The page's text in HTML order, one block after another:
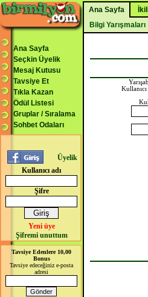
Ana Sayfa
Bilgi Yarışmaları
Ana Sayfa
Seçkin Üyelik
Mesaj Kutusu
Tavsiye Et
Tıkla Kazan
Ödül Listesi
Gruplar / Sıralama
Sohbet Odaları
Üyelik
Kullanıcı adı
Şifre
Yeni üye
Şifremi unuttum
Tavsiye Edenlere 10,00
Bonus
Tavsiye edeceğiniz e-posta
adresi